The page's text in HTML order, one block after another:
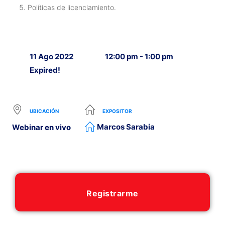
Políticas de licenciamiento.
11 Ago 2022
Expired!
12:00 pm - 1:00 pm
UBICACIÓN
Webinar en vivo
EXPOSITOR
Marcos Sarabia
Registrarme